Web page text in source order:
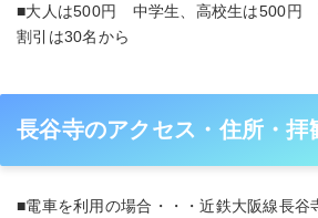
■大人は500円 中学生、高校生は500
割引は30名から
長谷寺のアクセス・住所・拝
■電車を利用の場合・・・近鉄大阪線長